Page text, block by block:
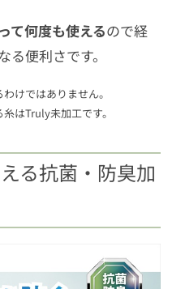
て何度も使えるので経
便利さです。
けではありません。
はTruly未加工です。
る抗菌・防臭加